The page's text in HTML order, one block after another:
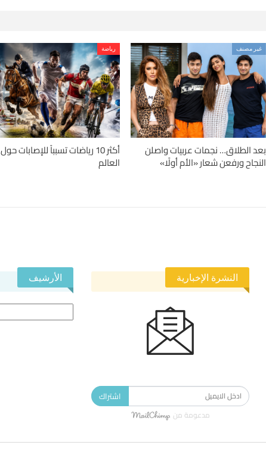
غير مصنف
بعد الطلاق… نجمات عربيات واصلن
النجاح ورفعن شعار «الأم أولًا»
رياضة
أكثر 10 رياضات تسبباً للإصابات حول
العالم
النشرة الإخبارية
اشتراك
مدعومة من
الأرشيف